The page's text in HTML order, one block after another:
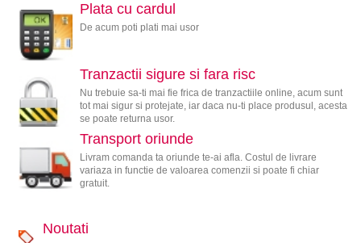
Plata cu cardul
De acum poti plati mai usor
Tranzactii sigure si fara risc
Nu trebuie sa-ti mai fie frica de tranzactiile online, acum sunt
tot mai sigur si protejate, iar daca nu-ti place produsul, acesta
se poate returna usor.
Transport oriunde
Livram comanda ta oriunde te-ai afla. Costul de livrare
variaza in functie de valoarea comenzii si poate fi chiar
gratuit.
Noutati